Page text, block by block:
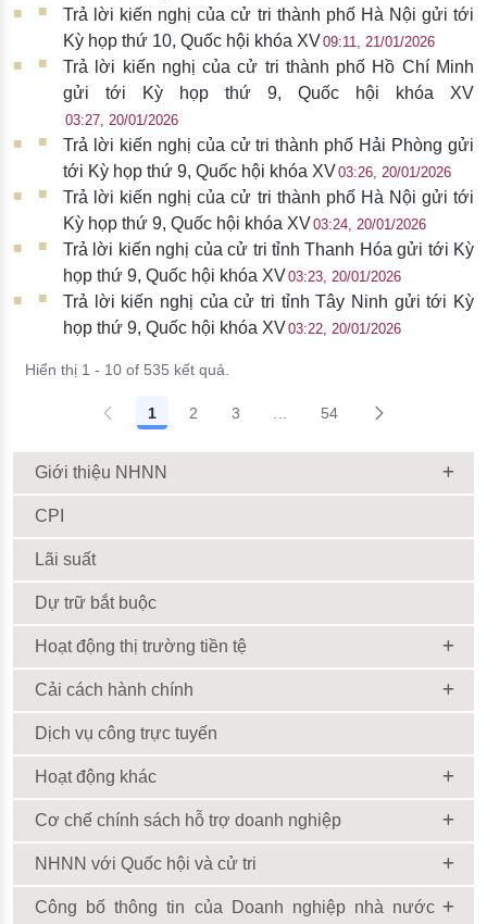
Trả lời kiến nghị của cử tri thành phố Hà Nội gửi tới
Kỳ họp thứ 10, Quốc hội khóa XV09:11, 21/01/2026
Trả lời kiến nghị của cử tri thành phố Hồ Chí Minh
gửi tới Kỳ họp thứ 9, Quốc hội khóa XV
03:27, 20/01/2026
Trả lời kiến nghị của cử tri thành phố Hải Phòng gửi
tới Kỳ họp thứ 9, Quốc hội khóa XV03:26, 20/01/2026
Trả lời kiến nghị của cử tri thành phố Hà Nội gửi tới
Kỳ họp thứ 9, Quốc hội khóa XV03:24, 20/01/2026
Trả lời kiến nghị của cử tri tỉnh Thanh Hóa gửi tới Kỳ
họp thứ 9, Quốc hội khóa XV03:23, 20/01/2026
Trả lời kiến nghị của cử tri tỉnh Tây Ninh gửi tới Kỳ
họp thứ 9, Quốc hội khóa XV03:22, 20/01/2026
Hiển thị 1 - 10 of 535 kết quả.
1 2 3 54
Giới thiệu NHNN
CPI
Lãi suất
Dự trữ bắt buộc
Hoạt động thị trường tiền tệ
Cải cách hành chính
Dịch vụ công trực tuyến
Hoạt động khác
Cơ chế chính sách hỗ trợ doanh nghiệp
NHNN với Quốc hội và cử tri
Công bố thông tin của Doanh nghiệp nhà nước